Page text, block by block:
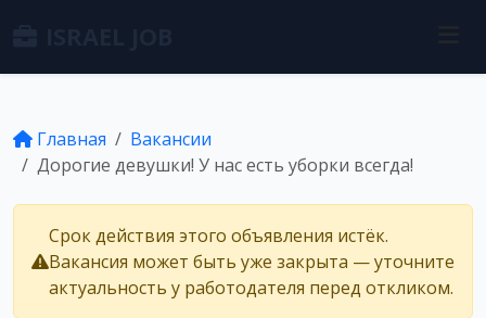
Главная
Вакансии
Дорогие девушки! У нас есть уборки всегда!
Срок действия этого объявления истёк.
Вакансия может быть уже закрыта — уточните
актуальность у работодателя перед откликом.